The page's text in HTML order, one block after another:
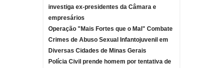
investiga ex-presidentes da Câmara e
empresários
Operação "Mais Fortes que o Mal" Combate
Crimes de Abuso Sexual Infantojuvenil em
Diversas Cidades de Minas Gerais
Polícia Civil prende homem por tentativa de